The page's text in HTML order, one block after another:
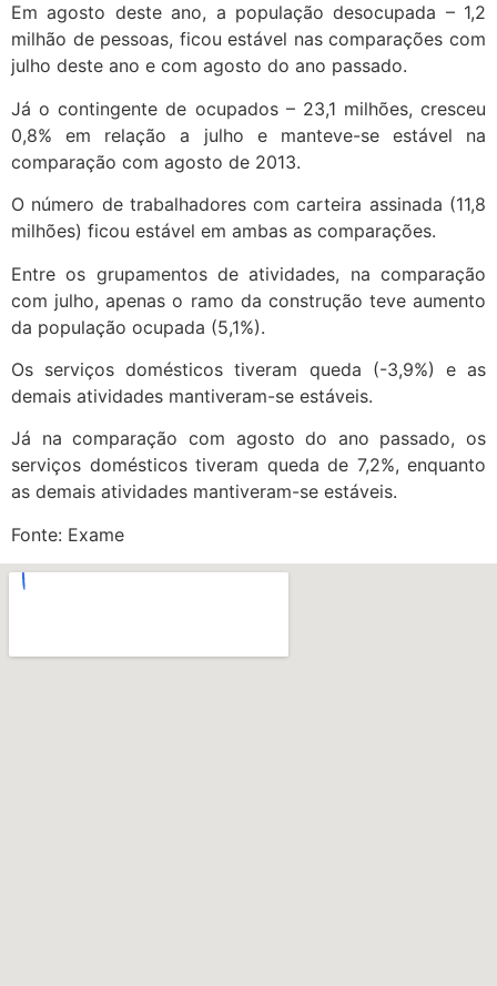
Em agosto deste ano, a população desocupada – 1,2
milhão de pessoas, ficou estável nas comparações com
julho deste ano e com agosto do ano passado.
Já o contingente de ocupados – 23,1 milhões, cresceu
0,8% em relação a julho e manteve-se estável na
comparação com agosto de 2013.
O número de trabalhadores com carteira assinada (11,8
milhões) ficou estável em ambas as comparações.
Entre os grupamentos de atividades, na comparação
com julho, apenas o ramo da construção teve aumento
da população ocupada (5,1%).
Os serviços domésticos tiveram queda (-3,9%) e as
demais atividades mantiveram-se estáveis.
Já na comparação com agosto do ano passado, os
serviços domésticos tiveram queda de 7,2%, enquanto
as demais atividades mantiveram-se estáveis.
Fonte: Exame